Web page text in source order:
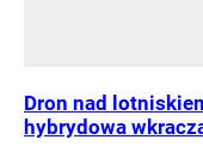
Dron nad
hybrydowa